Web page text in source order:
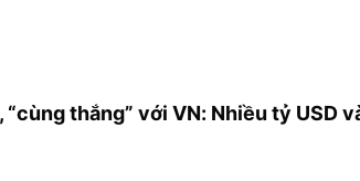
thắng” với VN: Nhiều tỷ USD